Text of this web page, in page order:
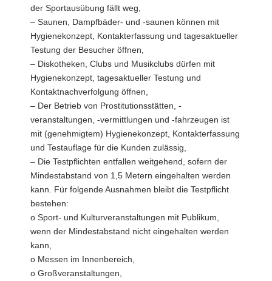
der Sportausübung fällt weg,
– Saunen, Dampfbäder- und -saunen können mit
Hygienekonzept, Kontakterfassung und tagesaktueller
Testung der Besucher öffnen,
– Diskotheken, Clubs und Musikclubs dürfen mit
Hygienekonzept, tagesaktueller Testung und
Kontaktnachverfolgung öffnen,
– Der Betrieb von Prostitutionsstätten, -
veranstaltungen, -vermittlungen und -fahrzeugen ist
mit (genehmigtem) Hygienekonzept, Kontakterfassung
und Testauflage für die Kunden zulässig,
– Die Testpflichten entfallen weitgehend, sofern der
Mindestabstand von 1,5 Metern eingehalten werden
kann. Für folgende Ausnahmen bleibt die Testpflicht
bestehen:
o Sport- und Kulturveranstaltungen mit Publikum,
wenn der Mindestabstand nicht eingehalten werden
kann,
o Messen im Innenbereich,
o Großveranstaltungen,